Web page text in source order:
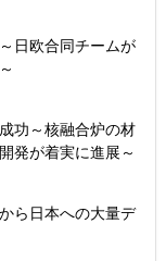
日欧合同チームが
功～核融合炉の材
発が着実に進展～
ら日本への大量デ